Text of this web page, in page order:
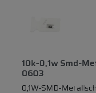
10k-0,1w Smd-
0603
0,1W-SMD-